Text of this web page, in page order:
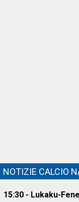
NOTIZIE CALCIO
15:30 - Lukaku-